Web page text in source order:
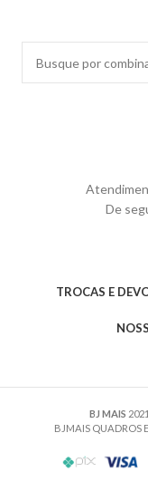
De
TROCAS E
BJ MAIS
BJMAIS QUADROS